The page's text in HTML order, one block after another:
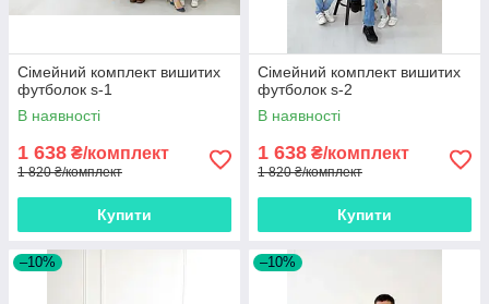
Сімейний комплект вишитих
футболок s-1
В наявності
1 638 ₴/комплект
1 820 ₴/комплект
Купити
Сімейний комплект вишитих
футболок s-2
В наявності
1 638 ₴/комплект
1 820 ₴/комплект
Купити
–10% –10%